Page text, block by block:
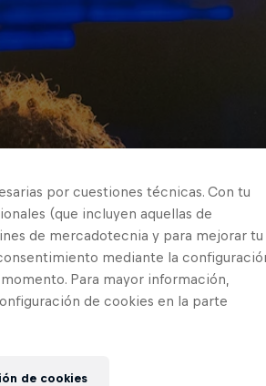
por cuestiones técnicas. Con tu
(que incluyen aquellas de
de mercadotecnia y para mejorar tu
mediante la
Para mayor información,
de cookies en la parte
de cookies